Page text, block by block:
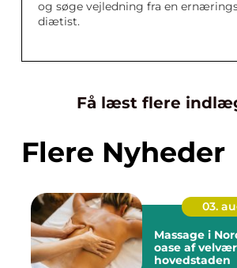
og søge vejledning fra en
diætist.
Få læst flere
Flere Nyheder
03.
Massage i
oase af
hovedstaden